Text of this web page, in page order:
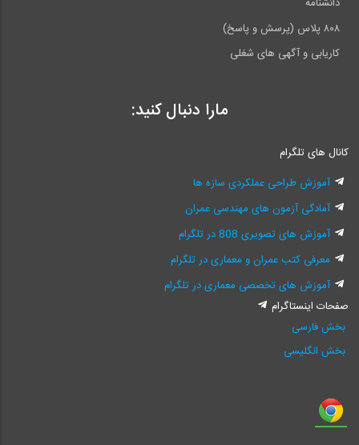
۸۰۸ پلاس (پرسش و پاسخ)
کاریابی و آگهی های شغلی
مارا دنبال کنید:
کانال های تلگرام
آموزش طراحی عملکردی سازه ها
آمادگی آزمون های مهندسی عمران
آموزش های تصویری 808 در تلگرام
معرفی کتب عمران و معماری در تلگرام
آموزش های تخصصی معماری در تلگرام
صفحات اینستاگرام
بخش فارسی
بخش انگلیسی